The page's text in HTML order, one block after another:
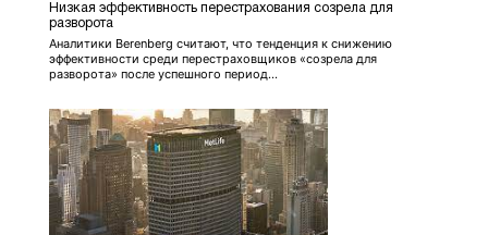
Низкая эффективность перестрахования созрела для
разворота
Аналитики Berenberg считают, что тенденция к снижению
эффективности среди перестраховщиков «созрела для
разворота» после успешного период...